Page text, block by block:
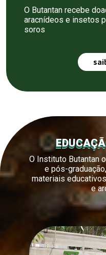
O Butantan recebe
aracnídeos e insetos
soros
O Instituto Butantan
e pós-
materiais
e